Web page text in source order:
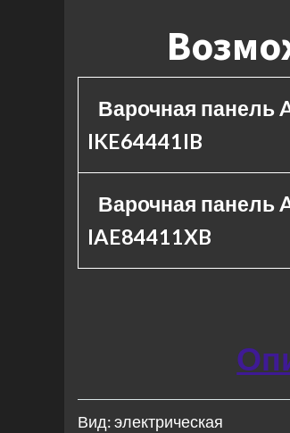
Варочная панель
IKE64441IB
Варочная панель
IAE84411XB
Вид: электрическая